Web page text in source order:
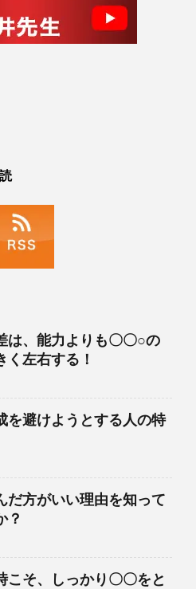
は、能力よりも〇〇○の
く左右する！
を避けようとする人の特
だ方がいい理由を知って
？
こそ、しっかり〇〇をと